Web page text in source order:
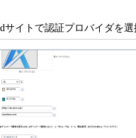
サイトで認証プロバイダを選